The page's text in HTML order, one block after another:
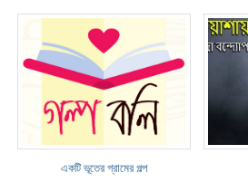
একটি ভূতের গ্রামের গল্প